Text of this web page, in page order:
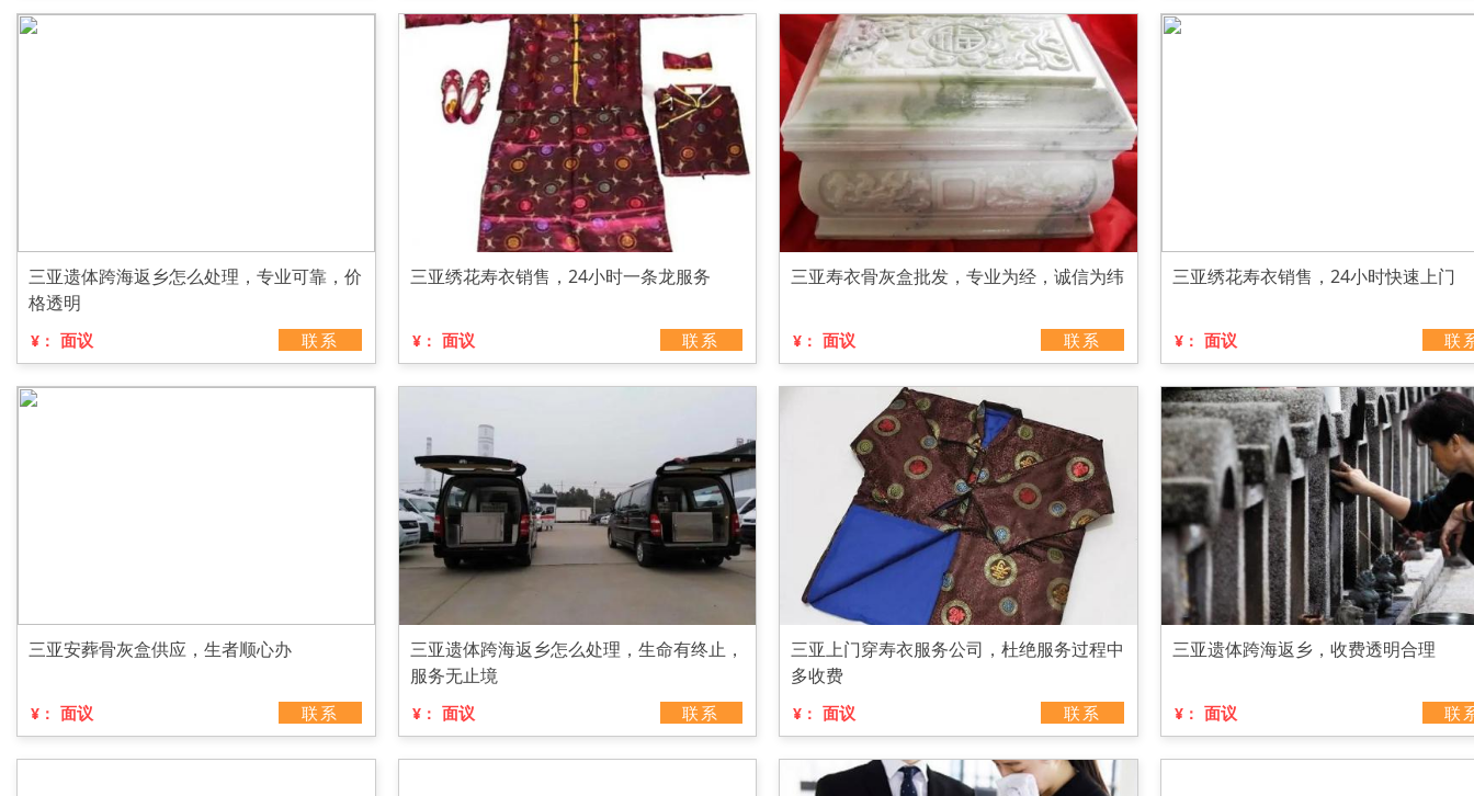
三亚遗体跨海返乡怎么处理，专业可靠，价
格透明
¥： 面议 联系
三亚绣花寿衣销售，24小时一条龙服务
¥： 面议 联系
三亚寿衣骨灰盒批发，专业为经，诚信为纬
¥： 面议 联系
三亚绣花寿衣销售，24小时快速上门
¥： 面议 联
三亚安葬骨灰盒供应，生者顺心办
¥： 面议 联系
三亚遗体跨海返乡怎么处理，生命有终止，
服务无止境
¥： 面议 联系
三亚上门穿寿衣服务公司，杜绝服务过程中
多收费
¥： 面议 联系
三亚遗体跨海返乡，收费透明合理
¥： 面议 联